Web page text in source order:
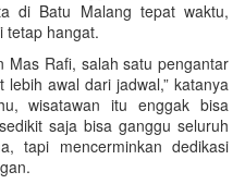
di Batu Malang tepat waktu,
tetap hangat.
Mas Rafi, salah satu pengantar
awal dari jadwal,” katanya
wisatawan itu enggak bisa
saja bisa ganggu seluruh
tapi mencerminkan dedikasi